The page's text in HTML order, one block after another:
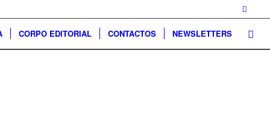
CORPO EDITORIAL CONTACTOS NEWSLETTERS